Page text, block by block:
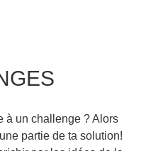
à un challenge ? Alors
partie de ta solution!